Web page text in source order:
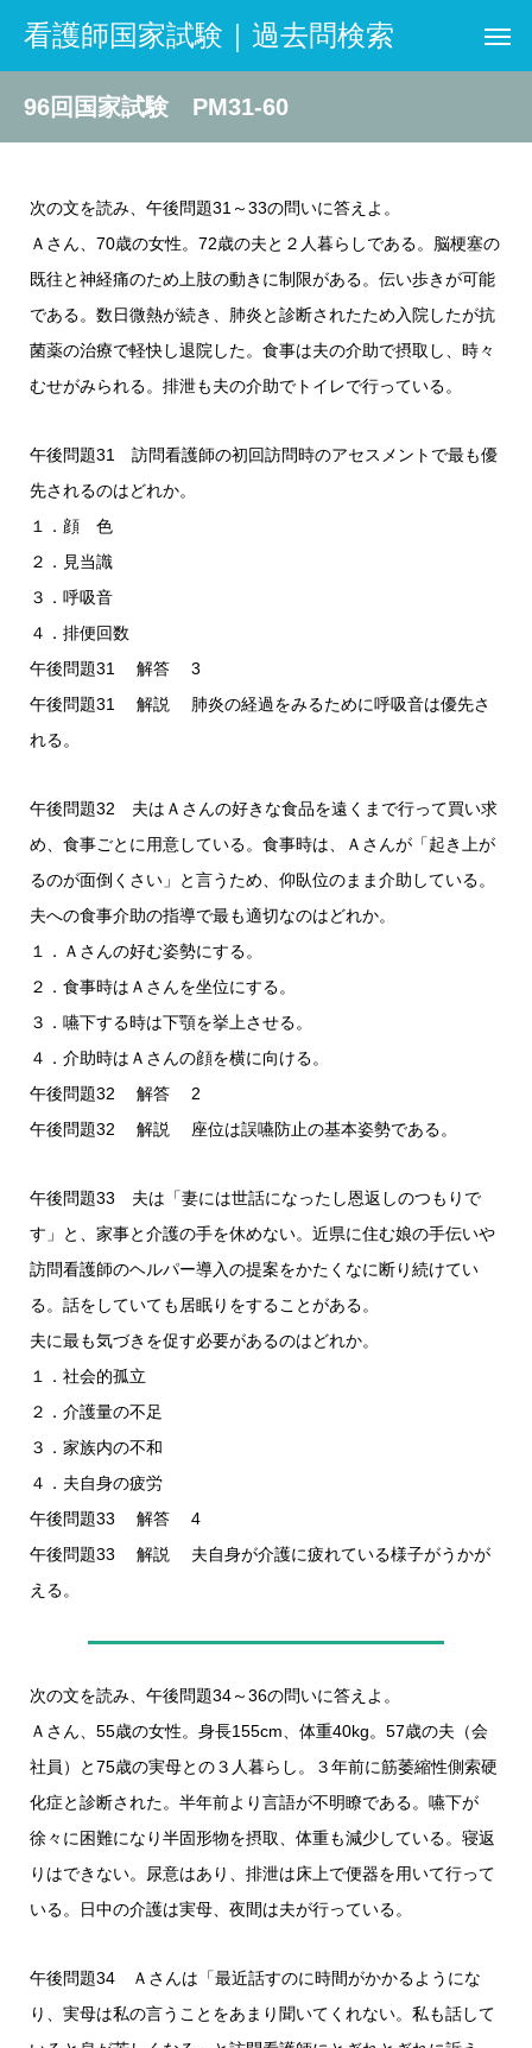
看護師国家試験｜過去問検索
96回国家試験 PM31-60
次の文を読み、午後問題31～33の問いに答えよ。
Ａさん、70歳の女性。72歳の夫と２人暮らしである。脳梗塞の
既往と神経痛のため上肢の動きに制限がある。伝い歩きが可能
である。数日微熱が続き、肺炎と診断されたため入院したが抗
菌薬の治療で軽快し退院した。食事は夫の介助で摂取し、時々
むせがみられる。排泄も夫の介助でトイレで行っている。
午後問題31 訪問看護師の初回訪問時のアセスメントで最も優
先されるのはどれか。
１．顔 色
２．見当識
３．呼吸音
４．排便回数
午後問題31 解答 3
午後問題31 解説 肺炎の経過をみるために呼吸音は優先さ
れる。
午後問題32 夫はＡさんの好きな食品を遠くまで行って買い求
め、食事ごとに用意している。食事時は、Ａさんが「起き上が
るのが面倒くさい」と言うため、仰臥位のまま介助している。
夫への食事介助の指導で最も適切なのはどれか。
１．Ａさんの好む姿勢にする。
２．食事時はＡさんを坐位にする。
３．嚥下する時は下顎を挙上させる。
４．介助時はＡさんの顔を横に向ける。
午後問題32 解答 2
午後問題32 解説 座位は誤嚥防止の基本姿勢である。
午後問題33 夫は「妻には世話になったし恩返しのつもりで
す」と、家事と介護の手を休めない。近県に住む娘の手伝いや
訪問看護師のヘルパー導入の提案をかたくなに断り続けてい
る。話をしていても居眠りをすることがある。
夫に最も気づきを促す必要があるのはどれか。
１．社会的孤立
２．介護量の不足
３．家族内の不和
４．夫自身の疲労
午後問題33 解答 4
午後問題33 解説 夫自身が介護に疲れている様子がうかが
える。
次の文を読み、午後問題34～36の問いに答えよ。
Ａさん、55歳の女性。身長155cm、体重40kg。57歳の夫（会
社員）と75歳の実母との３人暮らし。３年前に筋萎縮性側索硬
化症と診断された。半年前より言語が不明瞭である。嚥下が
徐々に困難になり半固形物を摂取、体重も減少している。寝返
りはできない。尿意はあり、排泄は床上で便器を用いて行って
いる。日中の介護は実母、夜間は夫が行っている。
午後問題34 Ａさんは「最近話すのに時間がかかるようにな
り、実母は私の言うことをあまり聞いてくれない。私も話して